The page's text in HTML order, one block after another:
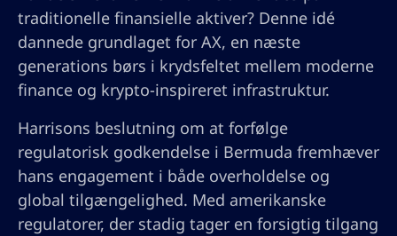
traditionelle finansielle aktiver? Denne idé
dannede grundlaget for AX, en næste
generations børs i krydsfeltet mellem moderne
finance og krypto-inspireret infrastruktur.
Harrisons beslutning om at forfølge
regulatorisk godkendelse i Bermuda fremhæver
hans engagement i både overholdelse og
global tilgængelighed. Med amerikanske
regulatorer, der stadig tager en forsigtig tilgang